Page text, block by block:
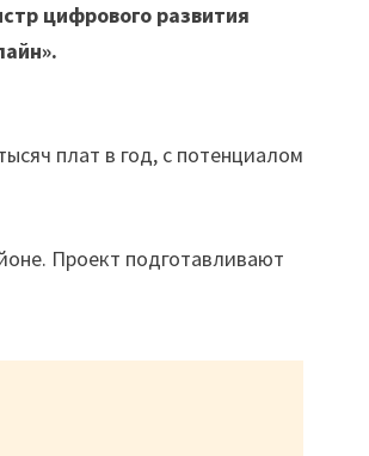
цифрового развития
плат в год, с потенциалом
Проект подготавливают